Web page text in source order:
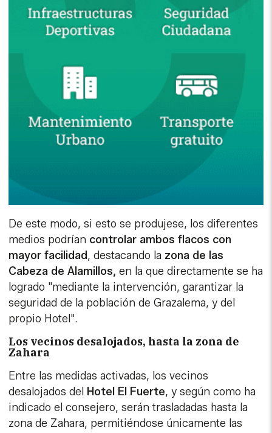
De este modo, si esto se produjese, los diferentes
medios podrían controlar ambos flacos con
mayor facilidad, destacando la zona de las
Cabeza de Alamillos, en la que directamente se ha
logrado "mediante la intervención, garantizar la
seguridad de la población de Grazalema, y del
propio Hotel".
Los vecinos desalojados, hasta la zona de
Zahara
Entre las medidas activadas, los vecinos
desalojados del Hotel El Fuerte, y según como ha
indicado el consejero, serán trasladadas hasta la
zona de Zahara, permitiéndose únicamente las